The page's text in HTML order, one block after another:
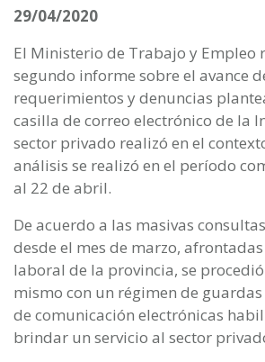
29/04/2020
El Ministerio de Trabajo y Empleo
segundo informe sobre el avance
requerimientos y denuncias
casilla de correo electrónico de la
sector privado realizó en el
análisis se realizó en el período
al 22 de abril.
De acuerdo a las masivas
desde el mes de marzo,
laboral de la provincia, se
mismo con un régimen de
de comunicación electrónicas
brindar un servicio al sector